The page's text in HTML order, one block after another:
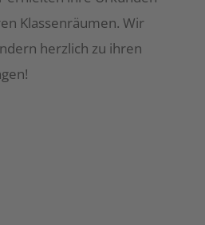
Klassenräumen. Wir
herzlich zu ihren